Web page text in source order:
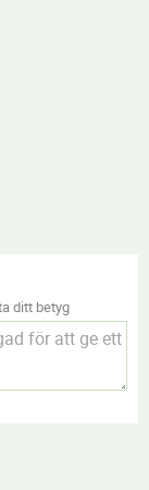
ditt betyg